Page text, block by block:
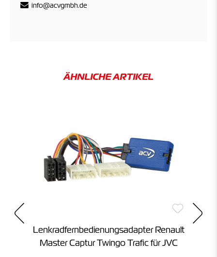
info@acvgmbh.de
ÄHNLICHE ARTIKEL
Lenkradfernbedienungsadapter Renault
Master Captur Twingo Trafic für JVC